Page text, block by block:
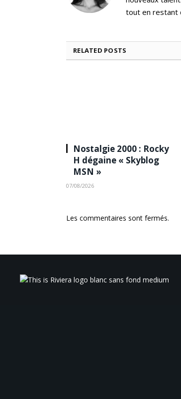
tout en restant
RELATED POSTS
Nostalgie 2000 : Rocky
H dégaine « Skyblog
MSN »
07/08/2026
Les commentaires sont fermés.